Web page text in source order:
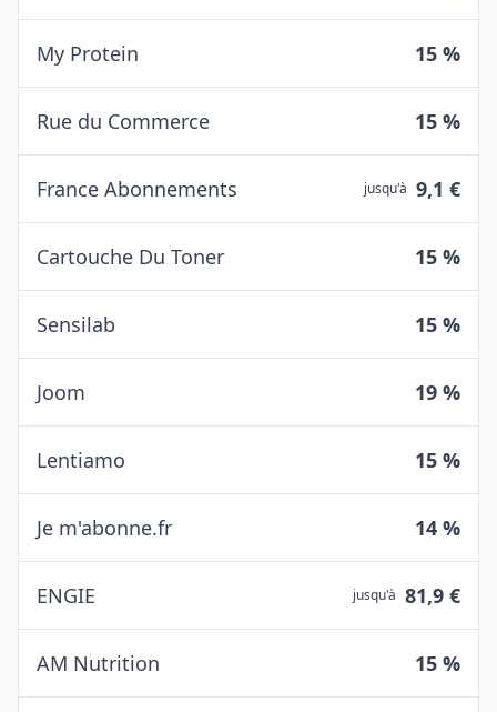
My Protein 15 %
Rue du Commerce 15 %
France Abonnements jusqu'à 9,1 €
Cartouche Du Toner 15 %
Sensilab 15 %
Joom 19 %
Lentiamo 15 %
Je m'abonne.fr 14 %
ENGIE jusqu'à 81,9 €
AM Nutrition 15 %